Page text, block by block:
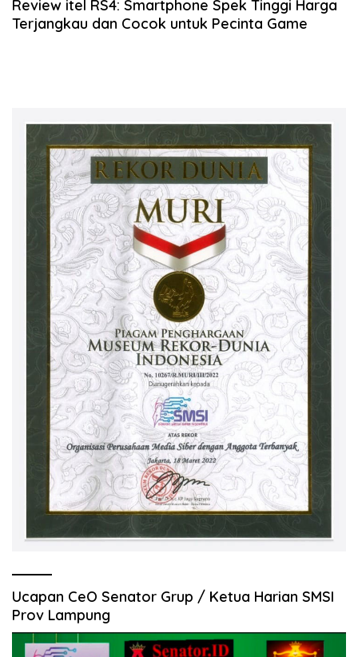
Review itel RS4: Smartphone Spek Tinggi Harga
Terjangkau dan Cocok untuk Pecinta Game
Ucapan CeO Senator Grup / Ketua Harian SMSI
Prov Lampung